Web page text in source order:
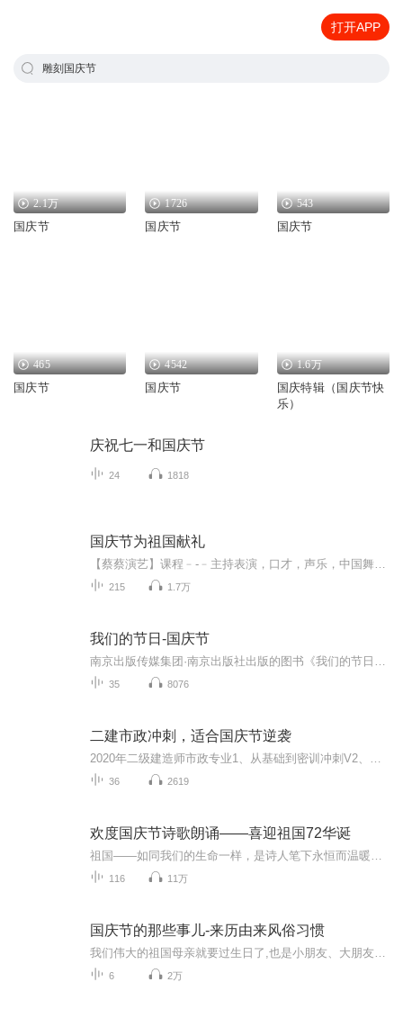
打开APP
雕刻国庆节
2.1万
国庆节
1726
国庆节
543
国庆节
465
国庆节
4542
国庆节
1.6万
国庆特辑（国庆节快
乐）
庆祝七一和国庆节
24 1818
国庆节为祖国献礼
215 1.7万
我们的节日-国庆节
35 8076
二建市政冲刺，适合国庆节逆袭
36 2619
欢度国庆节诗歌朗诵——喜迎祖国72华诞
116 11万
国庆节的那些事儿-来历由来风俗习惯
6 2万